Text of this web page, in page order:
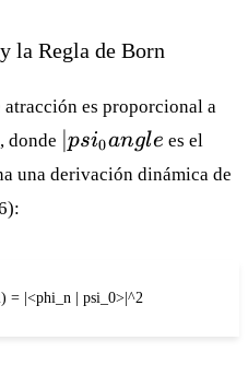
la Regla de Born
es proporcional a
, donde |
psi_0
angle
∣psi0angle es el
una derivación dinámica de
):
= |<phi_n | psi_0>|^2